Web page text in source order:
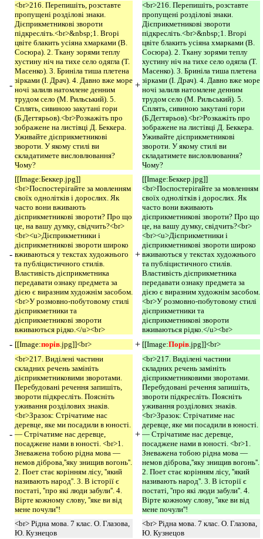
-
<br>216. Перепишіть, розставте
пропущені розділові знаки.
Дієприкметникові звороти
підкресліть.<br>&nbsp;1. Вгорі
цвіте блакить усіяна хмарками (В.
Сосюра). 2. Ткану зорями теплу
хустину ніч на тихе село одягла (Т.
Масенко). 3. Бриніла тиша плетена
зірками (І. Драч). 4. Давно вже море
ночі залилв натомлене денним
трудом село (М. Рильський). 5.
Сплять, сивиною закутані гори
(Б.Дегтярьов).<br>Розкажіть про
зображене на листівці Д. Беккера.
Уживайте дієприкметникові
звороти. У якому стилі ви
складатимете висловлювання?
Чому?
+
<br>216. Перепишіть, розставте
пропущені розділові знаки.
Дієприкметникові звороти
підкресліть.<br>&nbsp;1. Вгорі
цвіте блакить усіяна хмарками (В.
Сосюра). 2. Ткану зорями теплу
хустину ніч на тихе село одягла (Т.
Масенко). 3. Бриніла тиша плетена
зірками (І. Драч). 4. Давно вже море
ночі залилв натомлене денним
трудом село (М. Рильський). 5.
Сплять, сивиною закутані гори
(Б.Дегтярьов).<br>Розкажіть про
зображене на листівці Д. Беккера.
Уживайте дієприкметникові
звороти. У якому стилі ви
складатимете висловлювання?
Чому?
-
[[Image:Беккер.jpg]]
<br>Поспостерігайте за мовленням
своїх однолітків і дорослих. Як
часто вони вживають
дієприкметникові звороти? Про що
це, на вашу думку, свідчить?<br>
<br><u>Дієприкметники і
дієприкметникові звороти широко
вживаються у текстах художнього
та публіцистичного стилів.
Властивість дієприкметника
передавати ознаку предмета за
дією є виразним художнім засобом.
<br>У розмовно-побутовому стилі
дієприкметники та
дієприкметникові звороти
вживаються рідко.</u><br>
+
[[Image:Беккер.jpg]]
<br>Поспостерігайте за мовленням
своїх однолітків і дорослих. Як
часто вони вживають
дієприкметникові звороти? Про що
це, на вашу думку, свідчить?<br>
<br><u>Дієприкметники і
дієприкметникові звороти широко
вживаються у текстах художнього
та публіцистичного стилів.
Властивість дієприкметника
передавати ознаку предмета за
дією є виразним художнім засобом.
<br>У розмовно-побутовому стилі
дієприкметники та
дієприкметникові звороти
вживаються рідко.</u><br>
- [[Image:порів.jpg]]<br> + [[Image:Порів.jpg]]<br>
-
<br>217. Виділені частини
складних речень замініть
дієприкметниковими зворотами.
Перебудовані речення запишіть,
звороти підкресліть. Поясніть
уживання розділових знаків.
<br>Зразок: Стрічатиме нас
деревце, яке ми посадили в юності.
— Стрічатиме нас деревце,
посаджене нами в юності. <br>1.
Зневажена тобою рідна мова —
немов діброва,''яку знищив вогонь''.
2. Поет стає корінням лісу, ''який
називають народ''. 3. В історії є
постаті, ''про які люди забули''. 4.
Вірте кожному слову, ''яке ви від
мене почули''!
+
<br>217. Виділені частини
складних речень замініть
дієприкметниковими зворотами.
Перебудовані речення запишіть,
звороти підкресліть. Поясніть
уживання розділових знаків.
<br>Зразок: Стрічатиме нас
деревце, яке ми посадили в юності.
— Стрічатиме нас деревце,
посаджене нами в юності. <br>1.
Зневажена тобою рідна мова —
немов діброва,''яку знищив вогонь''.
2. Поет стає корінням лісу, ''який
називають народ''. 3. В історії є
постаті, ''про які люди забули''. 4.
Вірте кожному слову, ''яке ви від
мене почули''!
<br> Рідна мова. 7 клас. О. Глазова,
Ю. Кузнецов
<br> Рідна мова. 7 клас. О. Глазова,
Ю. Кузнецов